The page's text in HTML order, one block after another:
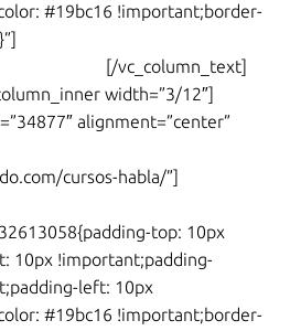
#19bc16 !important;border-
[/vc_column_text]
width=”3/12″]
alignment=”center”
cursos-habla/”]
top: 10px
10px !important;padding-
left: 10px
#19bc16 !important;border-